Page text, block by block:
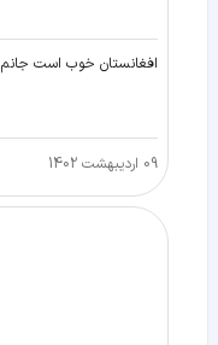
افغانستان خوب است جانم
09 اردیبهشت 1402